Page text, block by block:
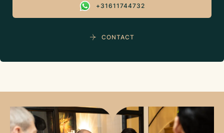
+31611744732
CONTACT